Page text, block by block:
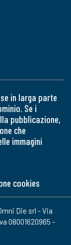
in larga parte
Se i
pubblicazione,
che
immagini
cookies
Die srl - Via
08001620965 -